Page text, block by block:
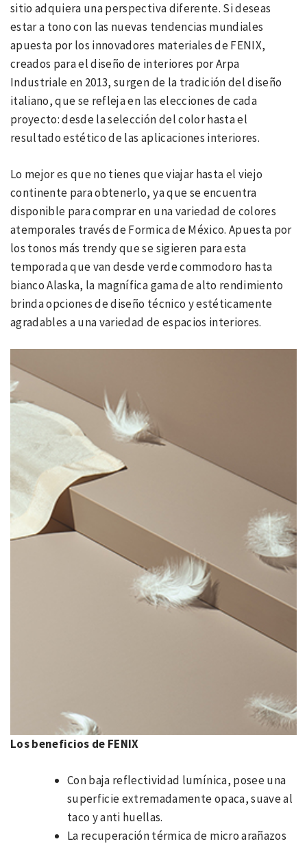
sitio adquiera una perspectiva diferente. Si deseas
estar a tono con las nuevas tendencias mundiales
apuesta por los innovadores materiales de FENIX,
creados para el diseño de interiores por Arpa
Industriale en 2013, surgen de la tradición del diseño
italiano, que se refleja en las elecciones de cada
proyecto: desde la selección del color hasta el
resultado estético de las aplicaciones interiores.
Lo mejor es que no tienes que viajar hasta el viejo
continente para obtenerlo, ya que se encuentra
disponible para comprar en una variedad de colores
atemporales través de Formica de México. Apuesta por
los tonos más trendy que se sigieren para esta
temporada que van desde verde commodoro hasta
bianco Alaska, la magnífica gama de alto rendimiento
brinda opciones de diseño técnico y estéticamente
agradables a una variedad de espacios interiores.
Los beneficios de FENIX
Con baja reflectividad lumínica, posee una
superficie extremadamente opaca, suave al
taco y anti huellas.
La recuperación térmica de micro arañazos